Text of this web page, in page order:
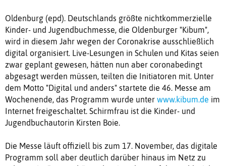
Oldenburg (epd). Deutschlands größte nichtkommerzielle
Kinder- und Jugendbuchmesse, die Oldenburger "Kibum",
wird in diesem Jahr wegen der Coronakrise ausschließlich
digital organisiert. Live-Lesungen in Schulen und Kitas seien
zwar geplant gewesen, hätten nun aber coronabedingt
abgesagt werden müssen, teilten die Initiatoren mit. Unter
dem Motto "Digital und anders" startete die 46. Messe am
Wochenende, das Programm wurde unter www.kibum.de im
Internet freigeschaltet. Schirmfrau ist die Kinder- und
Jugendbuchautorin Kirsten Boie.
Die Messe läuft offiziell bis zum 17. November, das digitale
Programm soll aber deutlich darüber hinaus im Netz zu